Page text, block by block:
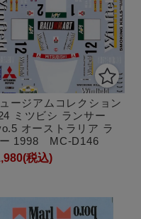
ージアムコレクション
ミツビシ ランサー
オーストラリア ラ
ー 1998 MC-D146
(税込)